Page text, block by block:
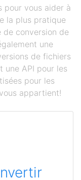
pour vous aider à
la plus pratique
de conversion de
une
de fichiers
une API pour les
pour les
appartient!